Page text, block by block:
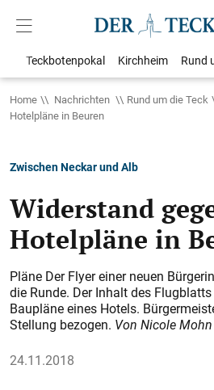
Teckbotenpokal Kirchheim Rund
Home Nachrichten Rund um die Teck
Hotelpläne in Beuren
Zwischen Neckar und Alb
Widerstand
Hotelpläne in
Pläne Der Flyer einer neuen
die Runde. Der Inhalt des
Baupläne eines Hotels.
Stellung bezogen. Von Nicole Mohn
24.11.2018